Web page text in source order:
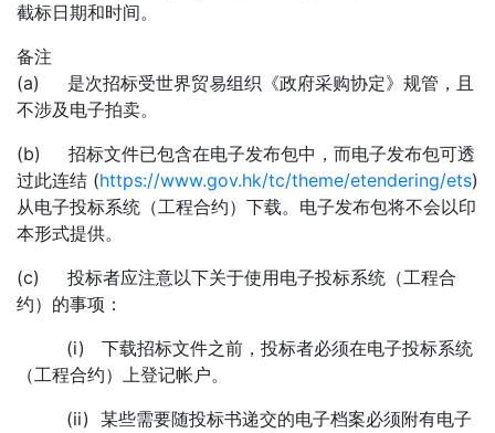
截标日期和时间。
备注
(a) 是次招标受世界贸易组织《政府采购协定》规管，且
不涉及电子拍卖。
(b) 招标文件已包含在电子发布包中，而电子发布包可透
过此连结 (https://www.gov.hk/tc/theme/etendering/ets)
从电子投标系统（工程合约）下载。电子发布包将不会以印
本形式提供。
(c) 投标者应注意以下关于使用电子投标系统（工程合
约）的事项：
(i) 下载招标文件之前，投标者必须在电子投标系统
（工程合约）上登记帐户。
(ii) 某些需要随投标书递交的电子档案必须附有电子